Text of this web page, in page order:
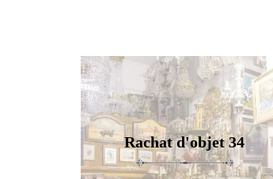
Rachat d'objet 34